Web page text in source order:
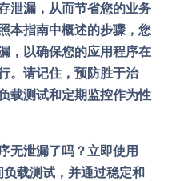
泄漏，从而节省您的业务
本指南中概述的步骤，您
，以确保您的应用程序在
。请记住，预防胜于治
载测试和定期监控作为性
无泄漏了吗？立即使用
载测试，并通过稳定和